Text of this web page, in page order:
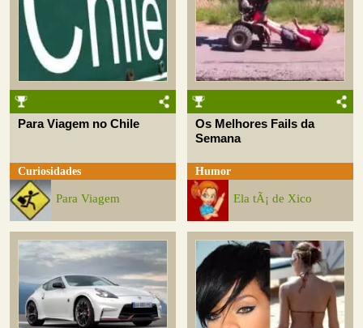
Para Viagem no Chile
Curiosidades
Para Viagem
Os Melhores Fails da
Semana
Humor
Ela tÃ¡ de Xico